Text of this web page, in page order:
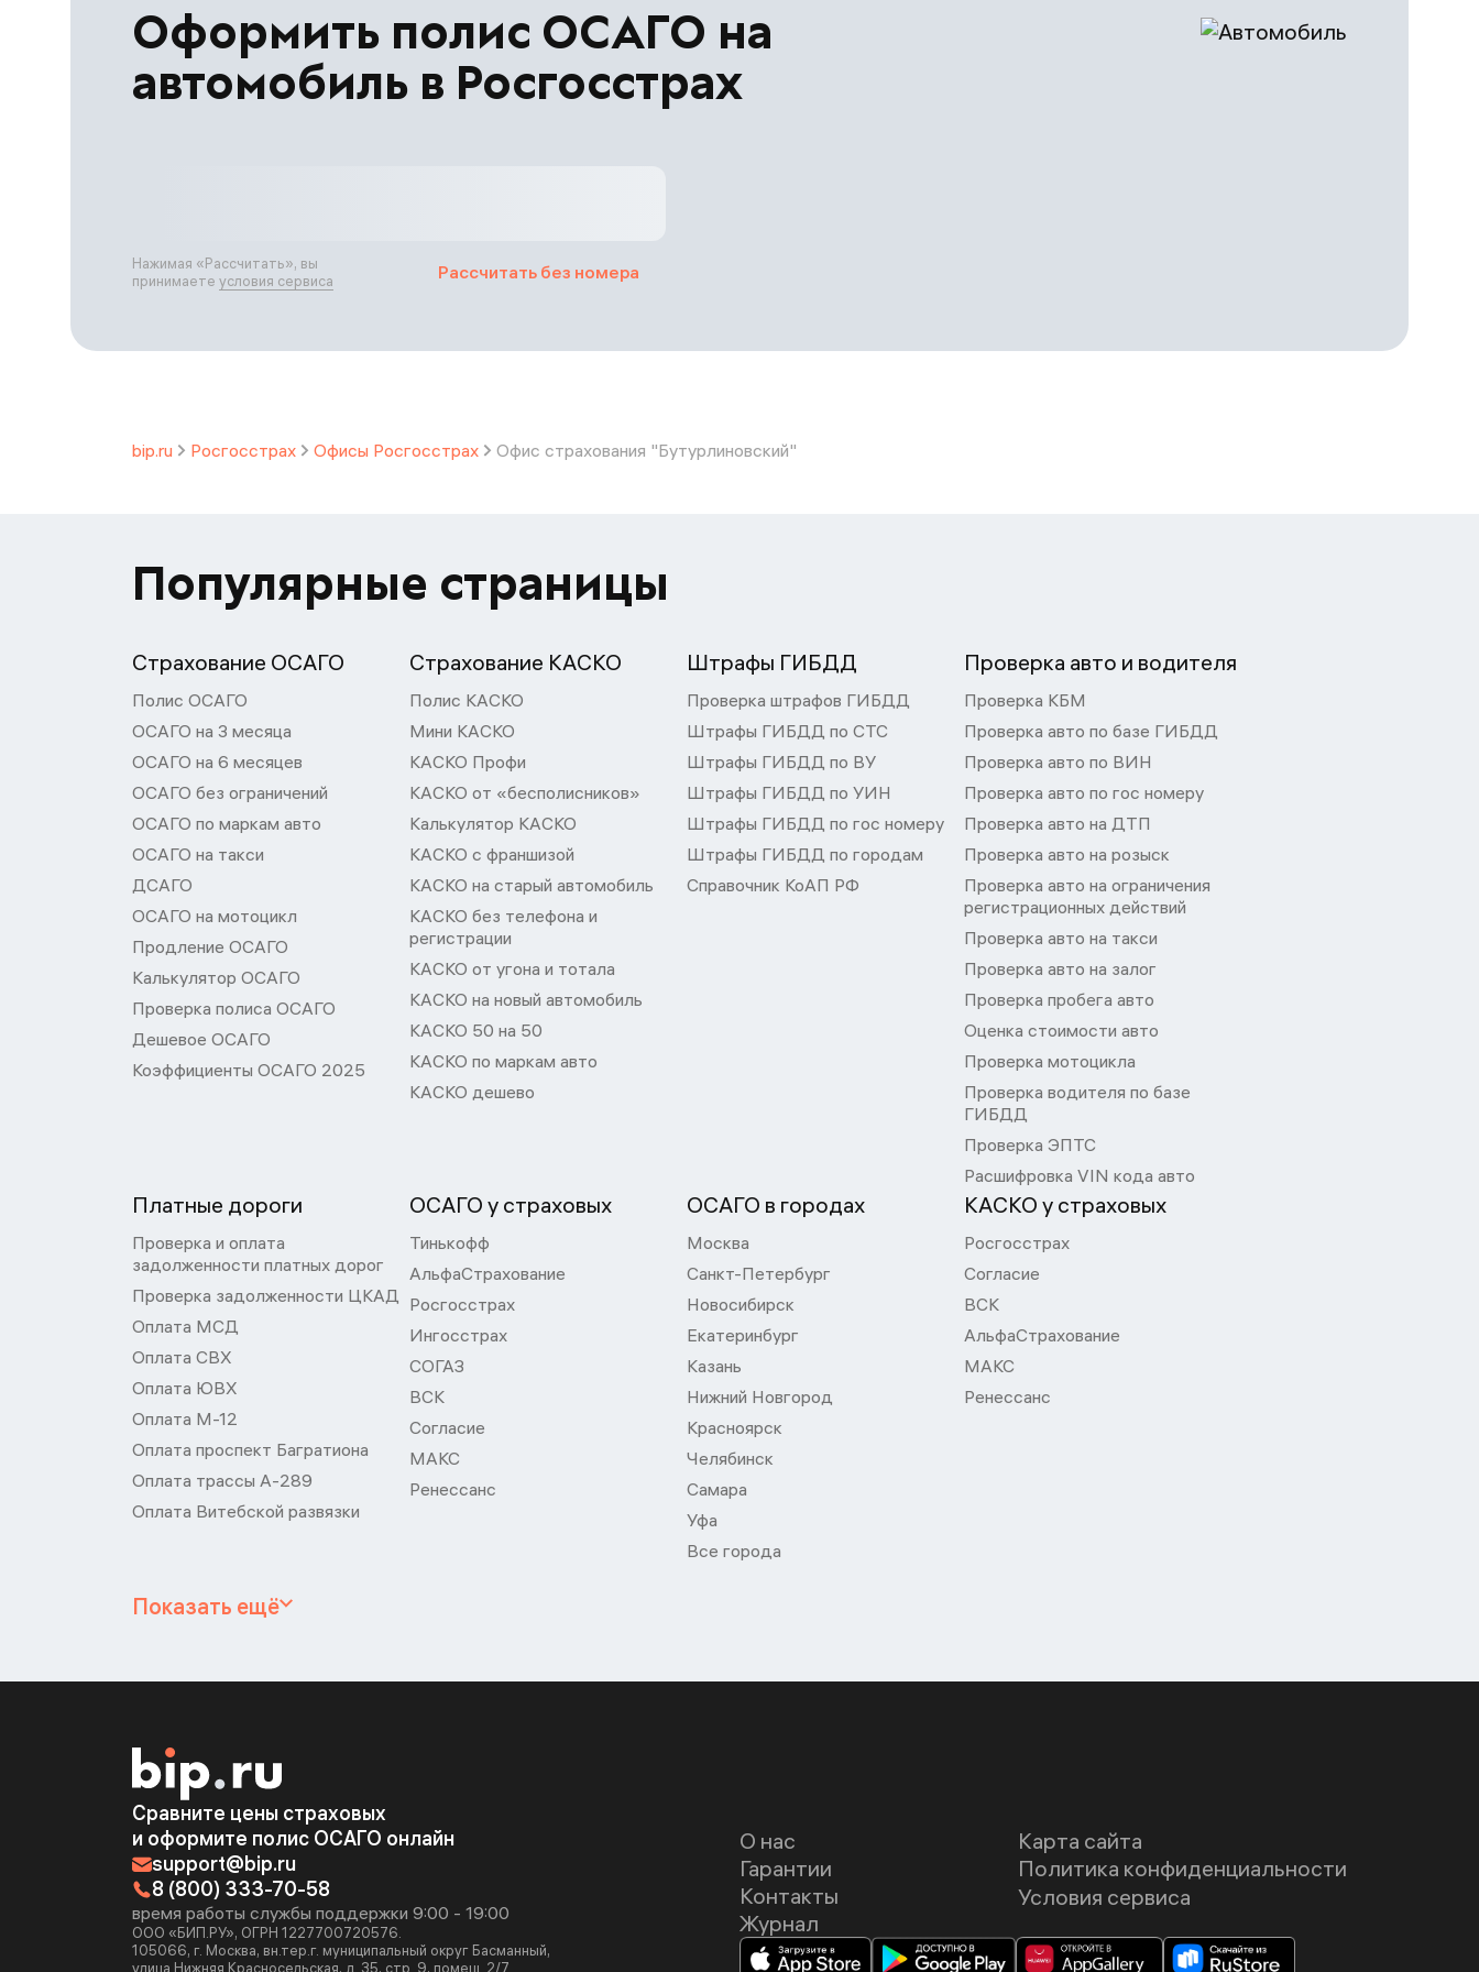
Оформить полис ОСАГО на
автомобиль в Росгосстрах
Рассчитать без номера
Нажимая «Рассчитать», вы
принимаете условия сервиса
bip.ru Росгосстрах Офисы Росгосстрах Офис страхования "Бутурлиновский"
Популярные страницы
Страхование ОСАГО
Полис ОСАГО
ОСАГО на 3 месяца
ОСАГО на 6 месяцев
ОСАГО без ограничений
ОСАГО по маркам авто
ОСАГО на такси
ДСАГО
ОСАГО на мотоцикл
Продление ОСАГО
Калькулятор ОСАГО
Проверка полиса ОСАГО
Дешевое ОСАГО
Коэффициенты ОСАГО 2025
Страхование КАСКО
Полис КАСКО
Мини КАСКО
КАСКО Профи
КАСКО от «бесполисников»
Калькулятор КАСКО
КАСКО с франшизой
КАСКО на старый автомобиль
КАСКО без телефона и
регистрации
КАСКО от угона и тотала
КАСКО на новый автомобиль
КАСКО 50 на 50
КАСКО по маркам авто
КАСКО дешево
Штрафы ГИБДД
Проверка штрафов ГИБДД
Штрафы ГИБДД по СТС
Штрафы ГИБДД по ВУ
Штрафы ГИБДД по УИН
Штрафы ГИБДД по гос номеру
Штрафы ГИБДД по городам
Справочник КоАП РФ
Проверка авто и водителя
Проверка КБМ
Проверка авто по базе ГИБДД
Проверка авто по ВИН
Проверка авто по гос номеру
Проверка авто на ДТП
Проверка авто на розыск
Проверка авто на ограничения
регистрационных действий
Проверка авто на такси
Проверка авто на залог
Проверка пробега авто
Оценка стоимости авто
Проверка мотоцикла
Проверка водителя по базе
ГИБДД
Проверка ЭПТС
Расшифровка VIN кода авто
Платные дороги
Проверка и оплата
задолженности платных дорог
Проверка задолженности ЦКАД
Оплата МСД
Оплата СВХ
Оплата ЮВХ
Оплата М-12
Оплата проспект Багратиона
Оплата трассы А-289
Оплата Витебской развязки
ОСАГО у страховых
Тинькофф
АльфаСтрахование
Росгосстрах
Ингосстрах
СОГАЗ
ВСК
Согласие
МАКС
Ренессанс
ОСАГО в городах
Москва
Санкт-Петербург
Новосибирск
Екатеринбург
Казань
Нижний Новгород
Красноярск
Челябинск
Самара
Уфа
Все города
КАСКО у страховых
Росгосстрах
Согласие
ВСК
АльфаСтрахование
МАКС
Ренессанс
Показать ещё
Сравните цены страховых
и оформите полис ОСАГО онлайн
support@bip.ru
8 (800) 333-70-58
время работы службы поддержки 9:00 - 19:00
ООО «БИП.РУ», ОГРН 1227700720576.
105066, г. Москва, вн.тер.г. муниципальный округ Басманный,
улица Нижняя Красносельская, д. 35, стр. 9, помещ. 2/7
О нас
Гарантии
Контакты
Журнал
Карта сайта
Политика конфиденциальности
Условия сервиса